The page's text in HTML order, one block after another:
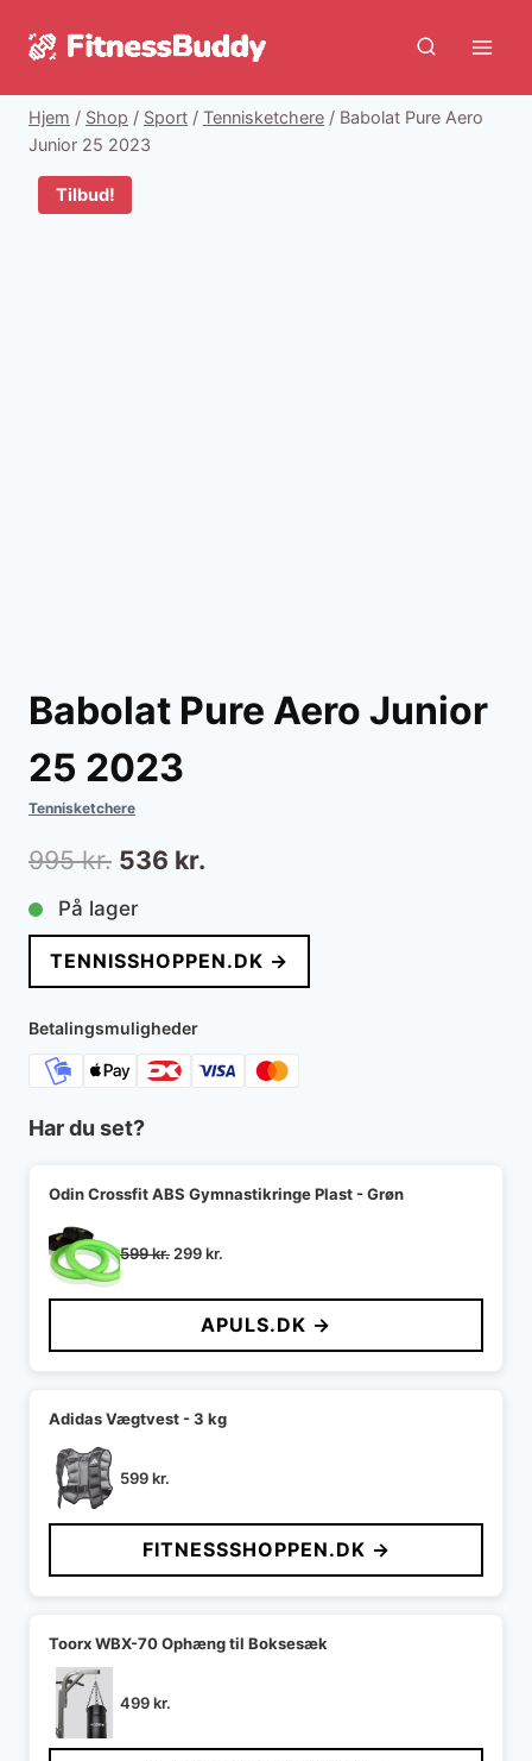
Hjem / Shop / Sport / Tennisketchere / Babolat Pure Aero
Junior 25 2023
Tilbud!
Babolat Pure Aero Junior
25 2023
Tennisketchere
995kr. Den
oprindelige
pris
var:
995 kr..
536 kr.
pris
er:
På lager
TENNISSHOPPEN.DK →
Betalingsmuligheder
Har du set?
Odin Crossfit ABS Gymnastikringe Plast - Grøn
599kr. Den
pris
599 kr..
299kr.
pris
er:
299 kr..
APULS.DK →
Adidas Vægtvest - 3 kg
599kr.
FITNESSSHOPPEN.DK →
Toorx WBX-70 Ophæng til Boksesæk
499kr.